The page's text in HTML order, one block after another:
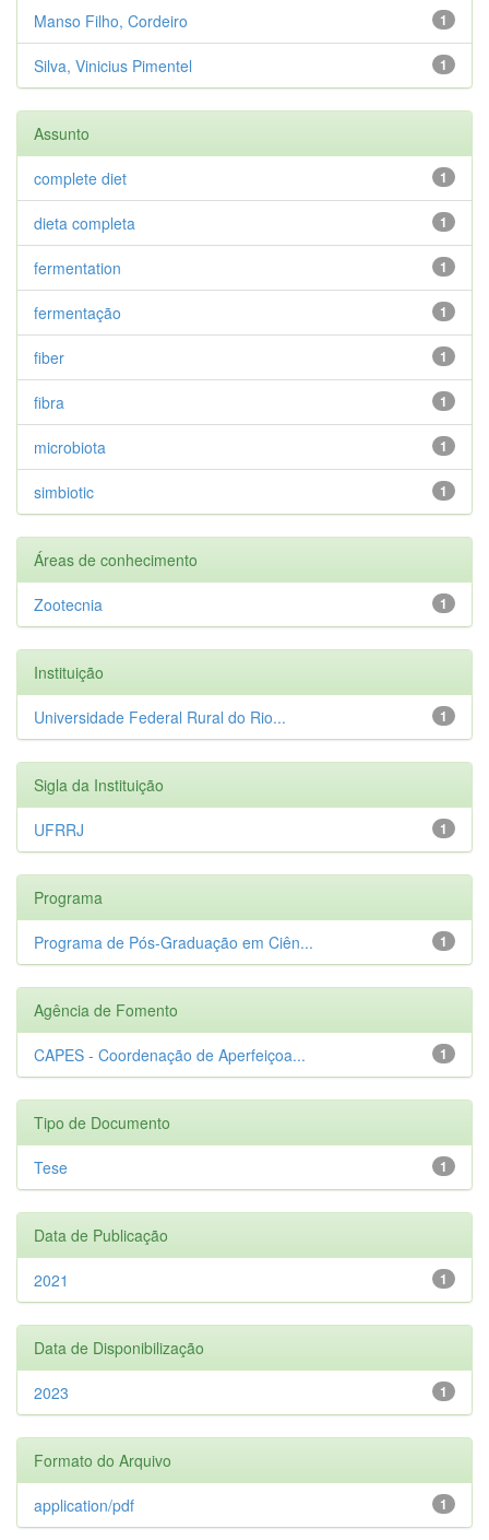
1
Manso Filho, Cordeiro
1
Silva, Vinicius Pimentel
Assunto
1
complete diet
1
dieta completa
1
fermentation
1
fermentação
1
fiber
1
fibra
1
microbiota
1
simbiotic
Áreas de conhecimento
1
Zootecnia
Instituição
1
Universidade Federal Rural do Rio...
Sigla da Instituição
1
UFRRJ
Programa
1
Programa de Pós-Graduação em Ciên...
Agência de Fomento
1
CAPES - Coordenação de Aperfeiçoa...
Tipo de Documento
1
Tese
Data de Publicação
1
2021
Data de Disponibilização
1
2023
Formato do Arquivo
1
application/pdf